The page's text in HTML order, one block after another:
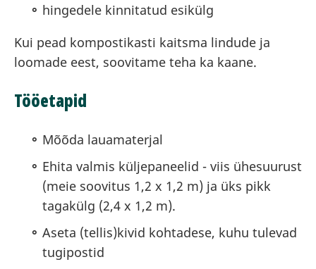
hingedele kinnitatud esikülg
Kui pead kompostikasti kaitsma lindude ja
loomade eest, soovitame teha ka kaane.
Tööetapid
Mõõda lauamaterjal
Ehita valmis küljepaneelid - viis ühesuurust
(meie soovitus 1,2 x 1,2 m) ja üks pikk
tagakülg (2,4 x 1,2 m).
Aseta (tellis)kivid kohtadese, kuhu tulevad
tugipostid